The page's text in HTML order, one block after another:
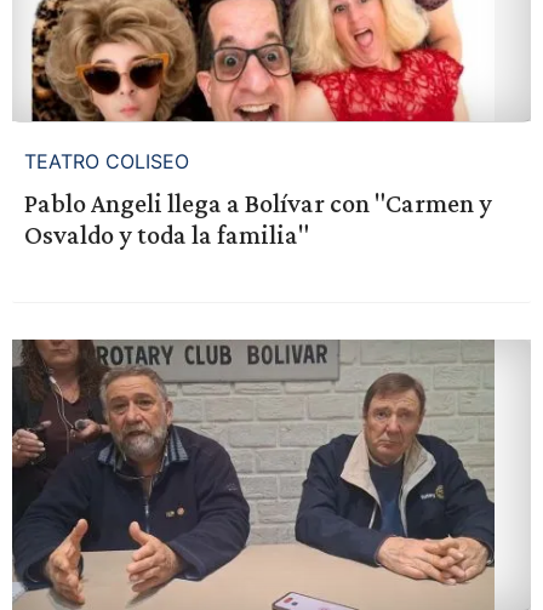
TEATRO COLISEO
Pablo Angeli llega a Bolívar con "Carmen y
Osvaldo y toda la familia"